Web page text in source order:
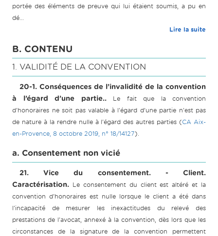
portée des éléments de preuve qui lui étaient soumis, a pu en
dé...
Lire la suite
B. CONTENU
1. VALIDITÉ DE LA CONVENTION
20-1. Conséquences de l’invalidité de la convention
à l’égard d’une partie..
Le fait que la convention
d'honoraires ne soit pas valable à l'égard d’une partie n'est pas
de nature à la rendre nulle à l'égard des autres parties (CA Aix-
en-Provence, 8 octobre 2019, n° 18/14127).
a. Consentement non vicié
21. Vice du consentement. - Client.
Caractérisation. Le consentement du client est altéré et la
convention d'honoraires est nulle lorsque le client a été dans
l'incapacité de mesurer les inexactitudes du relevé des
prestations de l'avocat, annexé à la convention, dès lors que les
circonstances de la signature de la convention permettent